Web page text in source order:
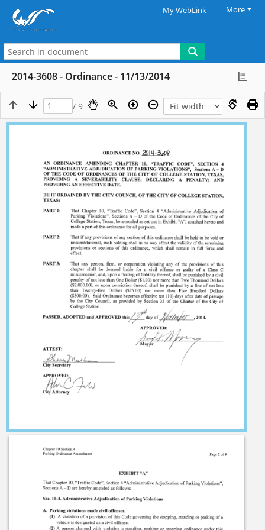
My WebLink More
2014-3608 - Ordinance - 11/13/2014
/ 9